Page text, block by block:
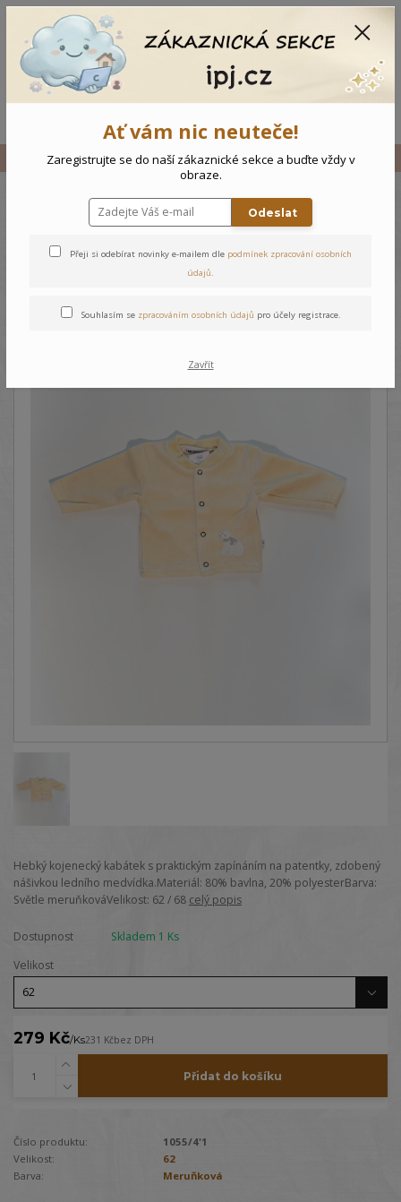
Vše Kojenecký kabátek Medvídek
Kojenecký kabátek Medvídek
Hebký kojenecký kabátek s praktickým zapínáním na patentky, zdobený
nášivkou ledního medvídka.Materiál: 80% bavlna, 20% polyesterBarva:
Světle meruňkováVelikost: 62 / 68 celý popis
Dostupnost
Skladem 1 Ks
Velikost
279 Kč/Ks231 Kčbez DPH
Přidat do košíku
Číslo produktu:
1055/4'1
Velikost:
62
Barva:
Meruňková
Ať vám nic neuteče!
Zaregistrujte se do naší zákaznické sekce a buďte vždy v
obraze.
Odeslat
Přeji si odebírat novinky e-mailem dle podmínek zpracování osobních
údajů.
Souhlasím se zpracováním osobních údajů pro účely registrace.
Zavřít